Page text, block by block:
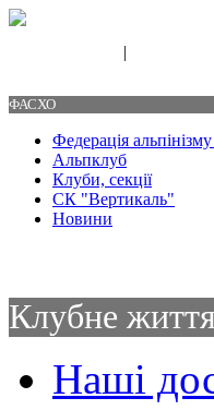
|
ФАСХО
Федерація
Альпклуб
Клуби, секції
СК "Вертикаль"
Новини
Клубне життя
Наші